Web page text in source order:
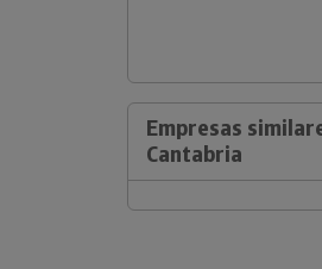
Empresas
Cantabria